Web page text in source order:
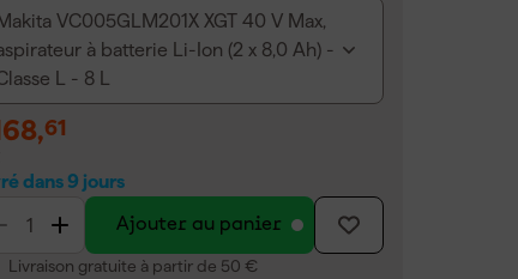
Makita VC005GLM201X XGT 40 V Max,
à batterie Li-Ion (2 x 8,0 Ah) -
L - 8 L
,61
dans 9 jours
Ajouter au panier
Livraison gratuite à partir de 50 €